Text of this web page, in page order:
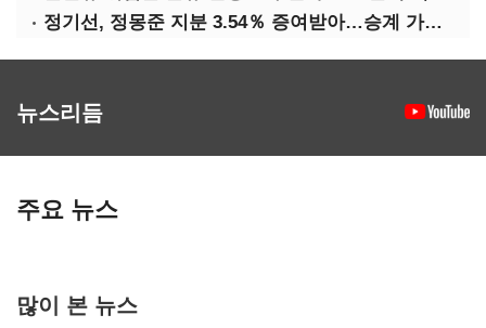
정기선, 정몽준 지분 3.54％ 증여받아…승계 가속화
뉴스리듬
주요 뉴스
많이 본 뉴스